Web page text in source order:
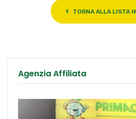
TORNA ALLA LISTA
Agenzia Affiliata